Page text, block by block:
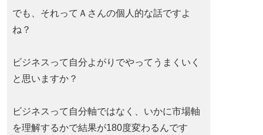
でも、それってＡさんの個人的な話ですよ
ね？
ビジネスって自分よがりでやってうまくいく
と思いますか？
ビジネスって自分軸ではなく、いかに市場軸
を理解するかで結果が180度変わるんです